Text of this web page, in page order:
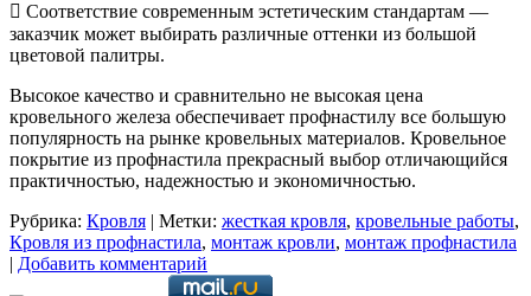
​ Соответствие современным эстетическим стандартам —
заказчик может выбирать различные оттенки из большой
цветовой палитры.
Высокое качество и сравнительно не высокая цена
кровельного железа обеспечивает профнастилу все большую
популярность на рынке кровельных материалов. Кровельное
покрытие из профнастила прекрасный выбор отличающийся
практичностью, надежностью и экономичностью.
Рубрика: Кровля | Метки: жесткая кровля, кровельные работы,
Кровля из профнастила, монтаж кровли, монтаж профнастила
| Добавить комментарий